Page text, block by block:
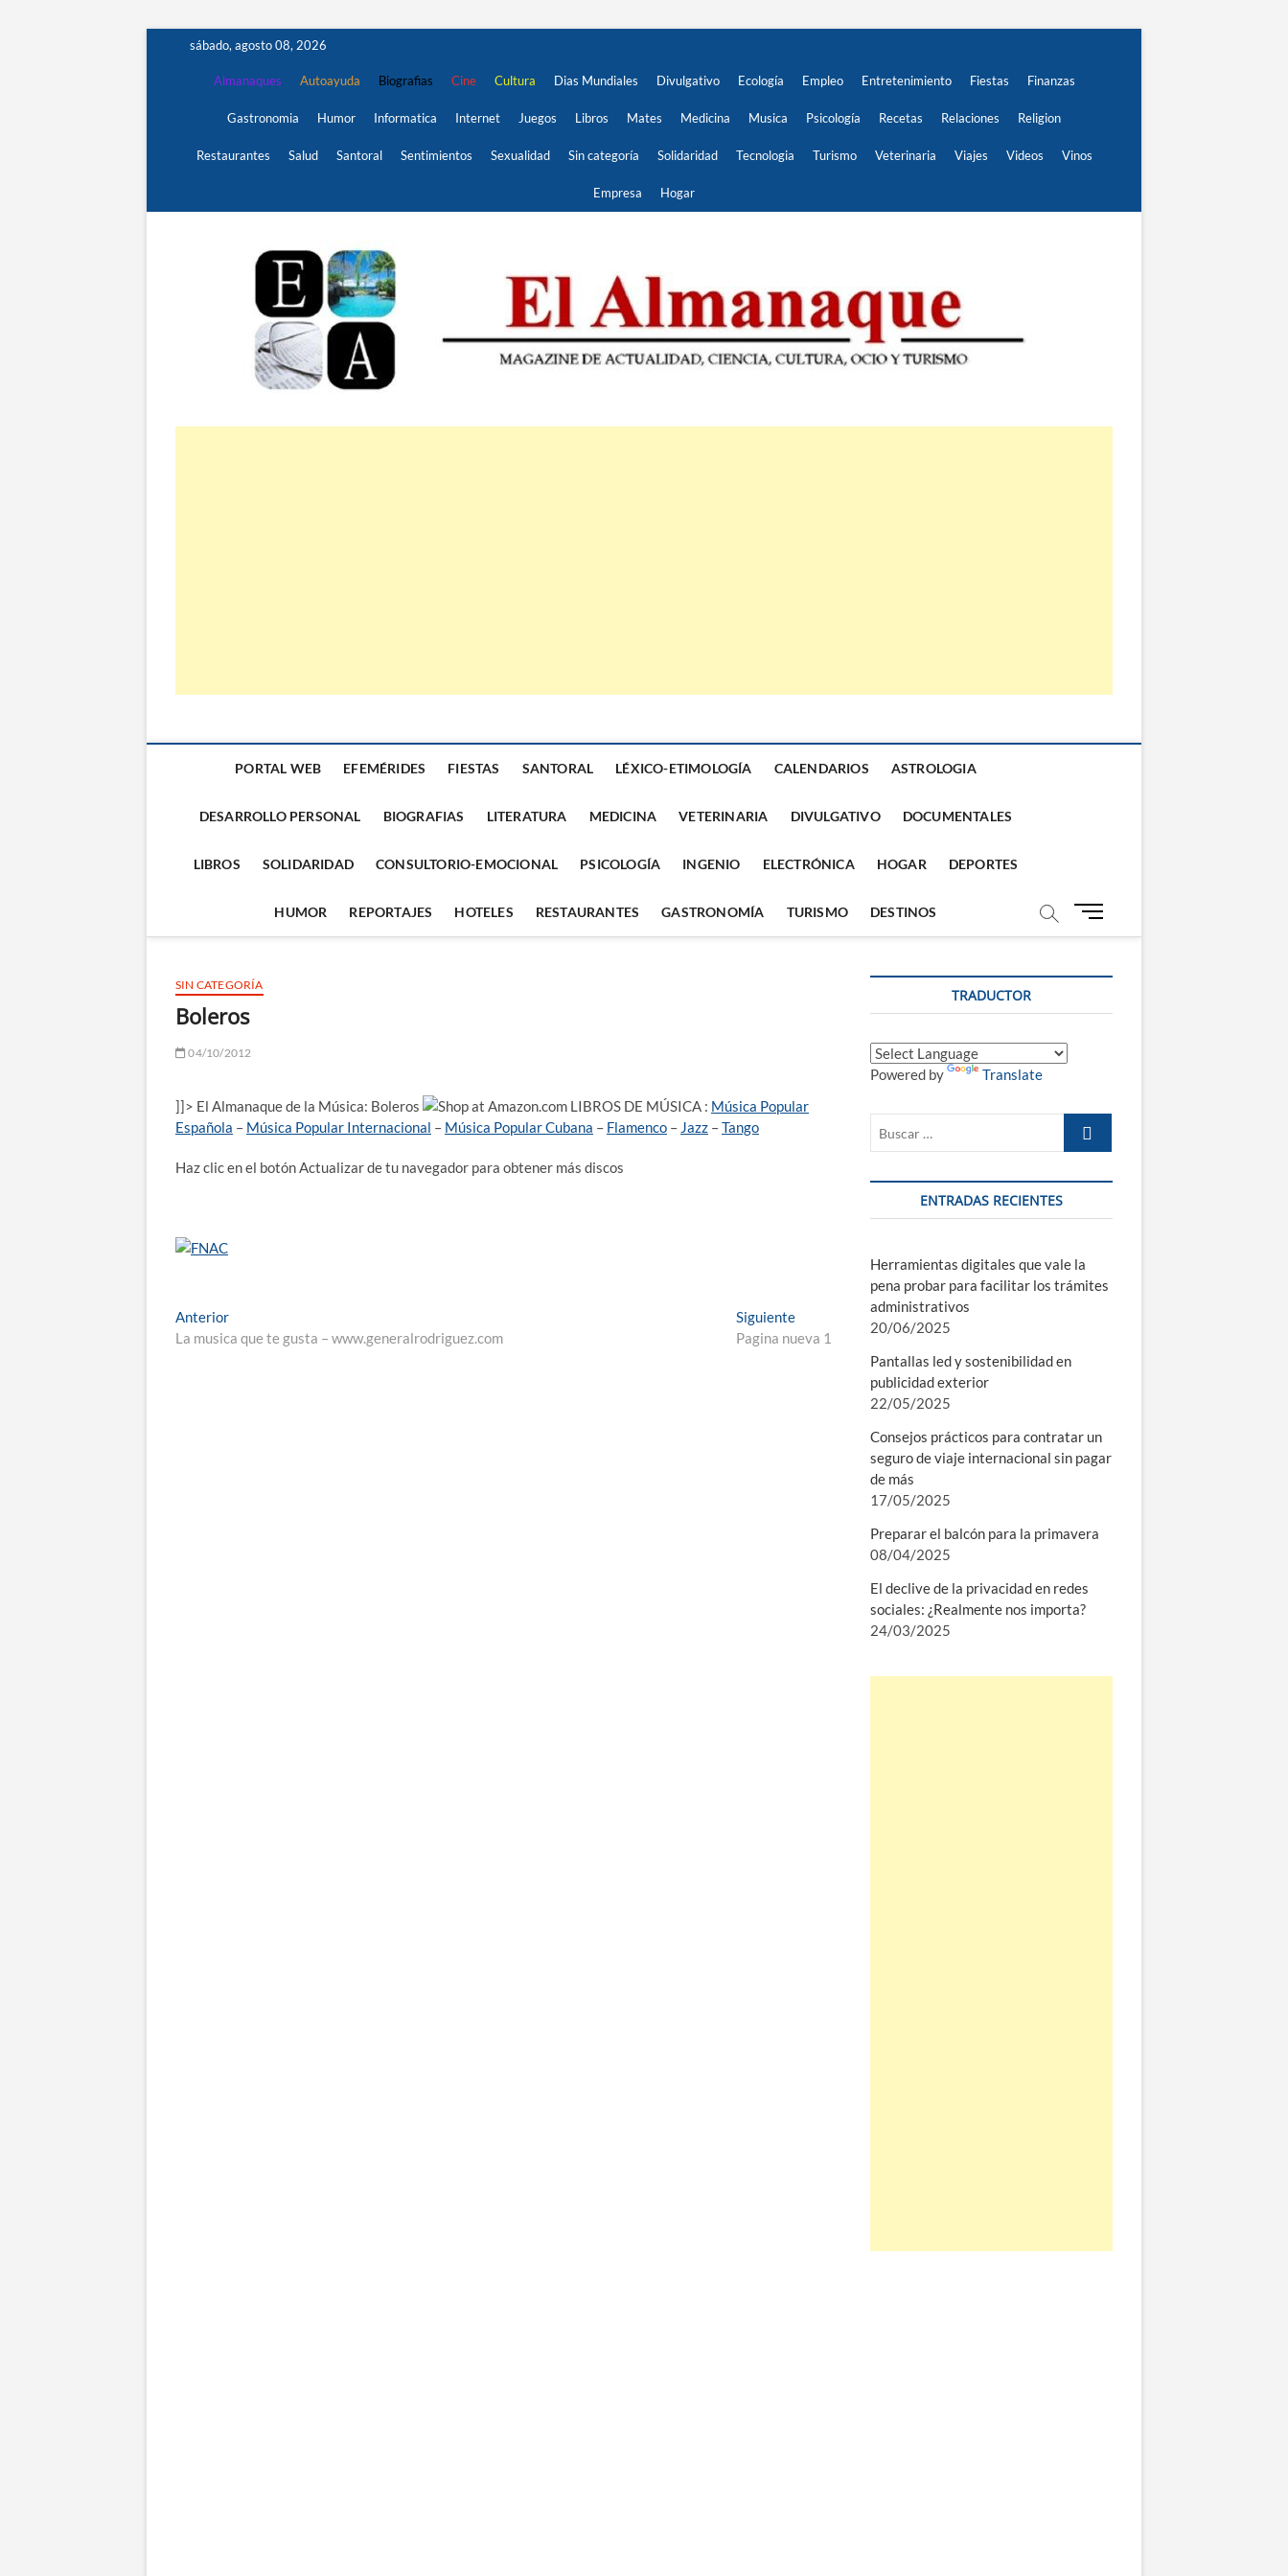
sábado, agosto 08, 2026
Almanaques Autoayuda Biografias Cine Cultura Dias Mundiales Divulgativo Ecología Empleo Entretenimiento Fiestas Finanzas
Gastronomia Humor Informatica Internet Juegos Libros Mates Medicina Musica Psicología Recetas Relaciones Religion
Restaurantes Salud Santoral Sentimientos Sexualidad Sin categoría Solidaridad Tecnologia Turismo Veterinaria Viajes Videos Vinos
Empresa Hogar
El Almanaque
PORTAL WEB EFEMÉRIDES FIESTAS SANTORAL LÉXICO-ETIMOLOGÍA CALENDARIOS ASTROLOGIA
DESARROLLO PERSONAL BIOGRAFIAS LITERATURA MEDICINA VETERINARIA DIVULGATIVO DOCUMENTALES
LIBROS SOLIDARIDAD CONSULTORIO-EMOCIONAL PSICOLOGÍA INGENIO ELECTRÓNICA HOGAR DEPORTES
HUMOR REPORTAJES HOTELES RESTAURANTES GASTRONOMÍA TURISMO DESTINOS
B
ó
d
SIN CATEGORÍA
Boleros
04/10/2012
]]> El Almanaque de la Música: Boleros LIBROS DE MÚSICA : Música Popular
Española – Música Popular Internacional – Música Popular Cubana – Flamenco – Jazz –Tango
Haz clic en el botón Actualizar de tu navegador para obtener más discos
Navegación
de
AnteriorEntrada
anterior:
La musica que te gusta – www.generalrodriguez.com
SiguienteEntrada
siguiente:
Pagina nueva 1
TRADUCTOR
Powered by Translate
Buscar
ENTRADAS RECIENTES
Herramientas digitales que vale la
pena probar para facilitar los trámites
administrativos
20/06/2025
Pantallas led y sostenibilidad en
publicidad exterior
22/05/2025
Consejos prácticos para contratar un
seguro de viaje internacional sin pagar
de más
17/05/2025
Preparar el balcón para la primavera
08/04/2025
El declive de la privacidad en redes
sociales: ¿Realmente nos importa?
24/03/2025